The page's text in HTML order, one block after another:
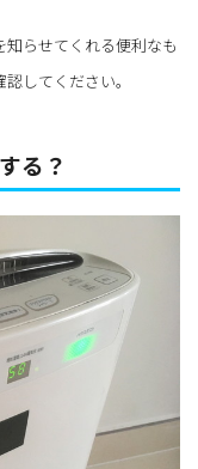
らせてくれる便利なも
してください。
る？